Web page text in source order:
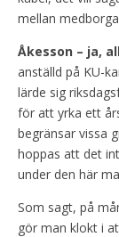
mellan
Åkesson – ja,
anställd på KU-
lärde sig
för att yrka ett
begränsar vissa
hoppas att det
under den här
Som sagt, på
gör man klokt i